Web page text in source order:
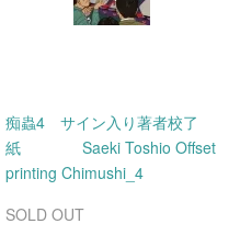
痴蟲4 サイン入り著者校了
紙 Saeki Toshio Offset
printing Chimushi_4
SOLD OUT